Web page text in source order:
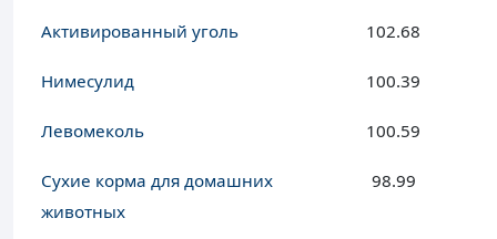
Активированный уголь 102.68
Нимесулид 100.39
Левомеколь 100.59
Сухие корма для домашних
животных
98.99